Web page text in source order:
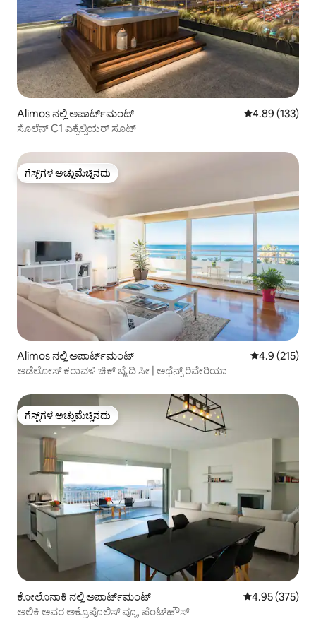
Alimos ನಲ್ಲಿ ಅಪಾರ್ಟ್‌ಮಂಟ್ 5 ರಲ್ಲಿ 4.89
4.89 (133)
ಸೊಲೆನ್ C1 ಎಕ್ಸೆಲ್ಸಿಯರ್ ಸೂಟ್
ಗೆಸ್ಟ್‌ಗಳ ಅಚ್ಚುಮೆಚ್ಚಿನದು
ಗೆಸ್ಟ್‌ಗಳ ಅಚ್ಚುಮೆಚ್ಚಿನದು
Alimos ನಲ್ಲಿ ಅಪಾರ್ಟ್‌ಮಂಟ್ 5 ರಲ್ಲಿ 4.9
4.9 (215)
ಅಡೆಲೋಸ್ ಕರಾವಳಿ ಚಿಕ್ ಬೈ ದಿ ಸೀ | ಅಥೆನ್ಸ್ ರಿವೇರಿಯಾ
ಗೆಸ್ಟ್‌ಗಳ ಅಚ್ಚುಮೆಚ್ಚಿನದು
ಗೆಸ್ಟ್‌ಗಳ ಅಚ್ಚುಮೆಚ್ಚಿನದು
ಕೋಲೊನಾಕಿ ನಲ್ಲಿ ಅಪಾರ್ಟ್‌ಮಂಟ್ 5 ರಲ್ಲಿ 4.95
4.95 (375)
ಅಲಿಕಿ ಅವರ ಅಕ್ರೊಪೊಲಿಸ್ ವ್ಯೂ, ಪೆಂಟ್‌ಹೌಸ್